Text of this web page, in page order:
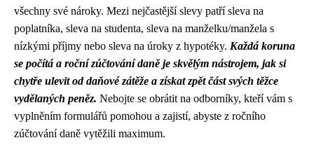
všechny své nároky. Mezi nejčastější slevy patří sleva na
poplatníka, sleva na studenta, sleva na manželku/manžela s
nízkými příjmy nebo sleva na úroky z hypotéky. Každá koruna
se počítá a roční zúčtování daně je skvělým nástrojem, jak si
chytře ulevit od daňové zátěže a získat zpět část svých těžce
vydělaných peněz. Nebojte se obrátit na odborníky, kteří vám s
vyplněním formulářů pomohou a zajistí, abyste z ročního
zúčtování daně vytěžili maximum.